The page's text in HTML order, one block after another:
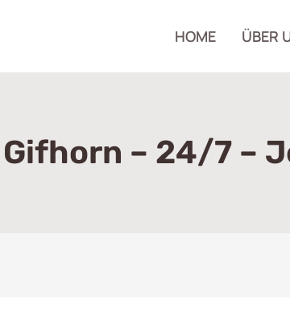
HOME ÜBER
– 24/7 –